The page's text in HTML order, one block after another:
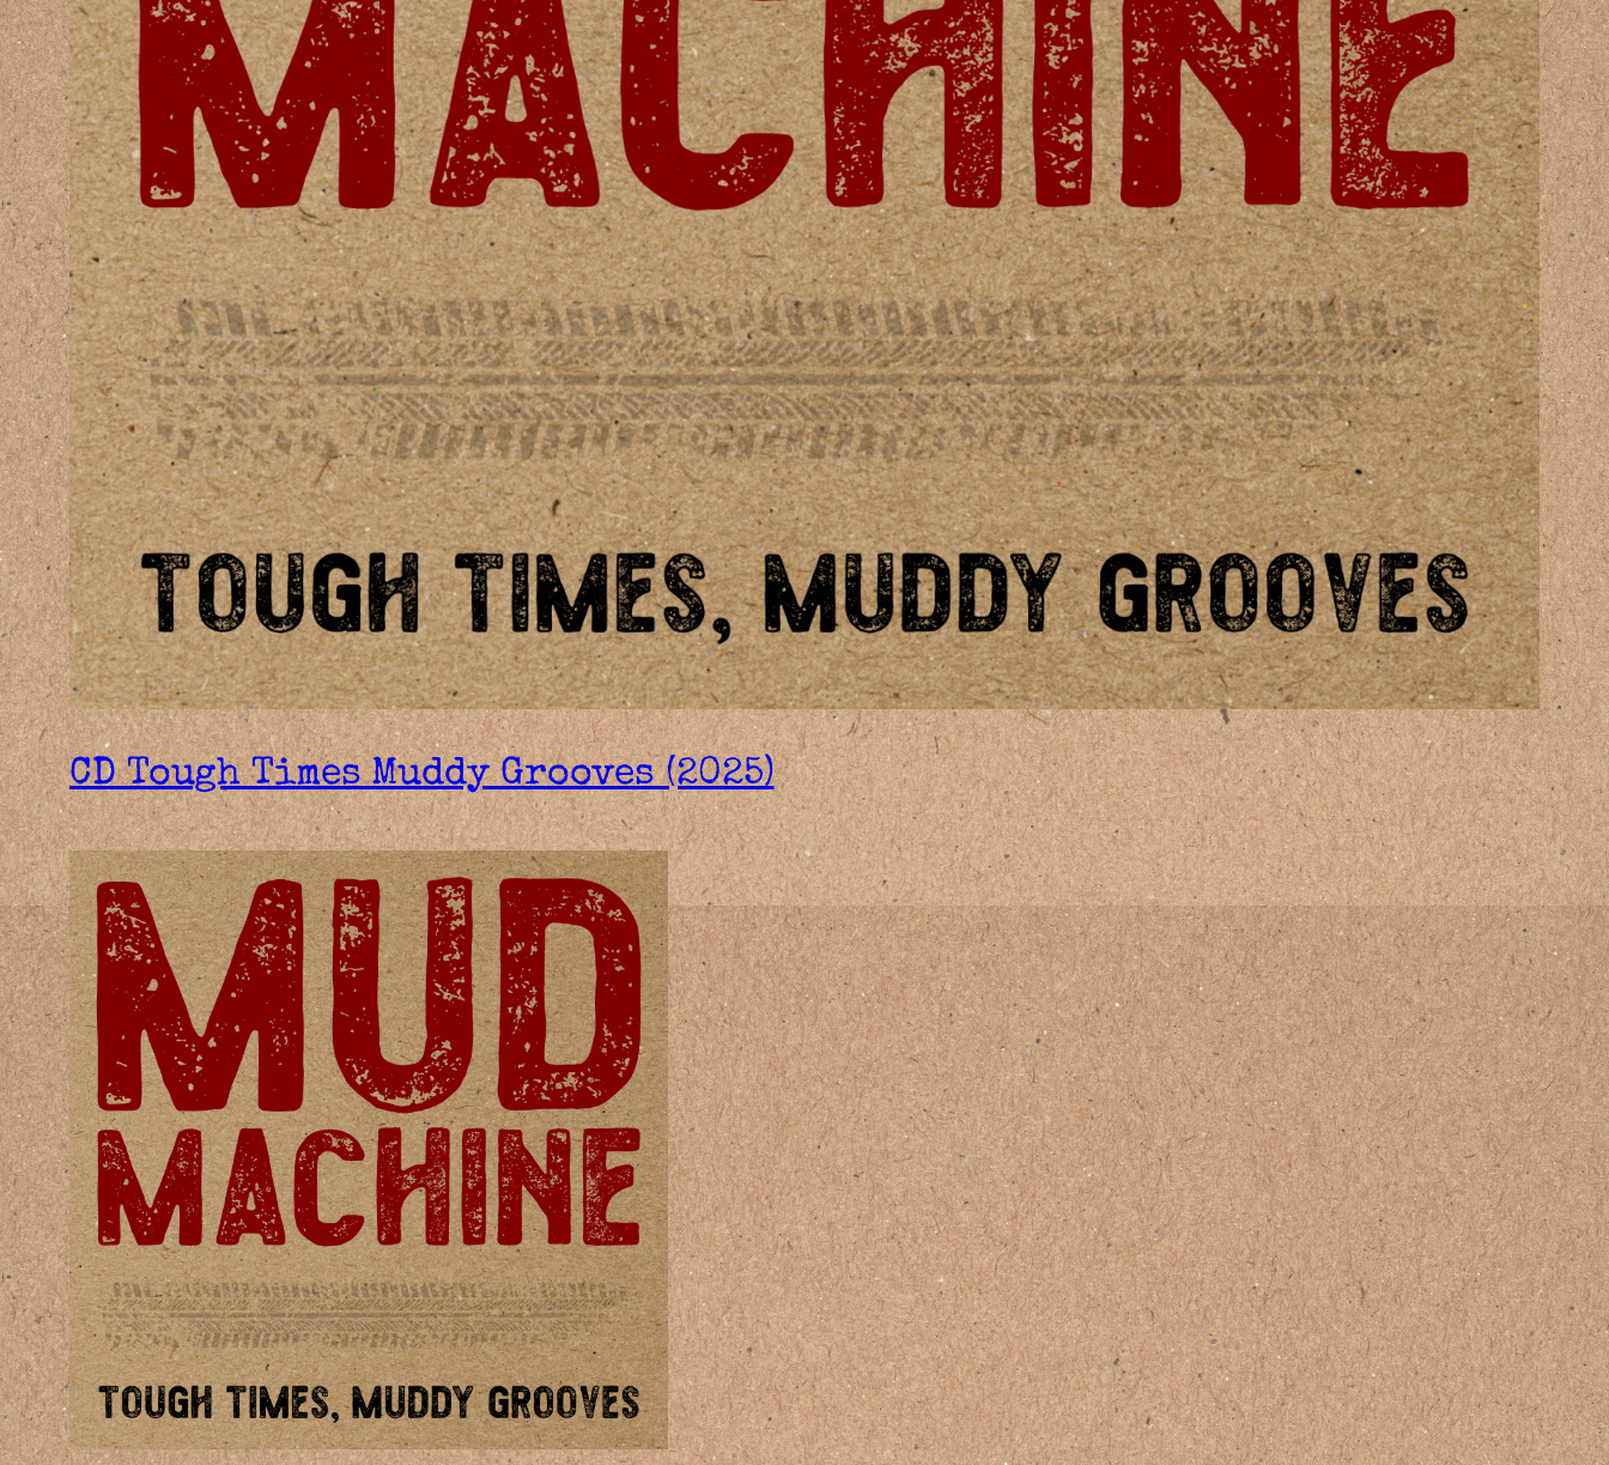
CD Tough Times Muddy Grooves (2025)